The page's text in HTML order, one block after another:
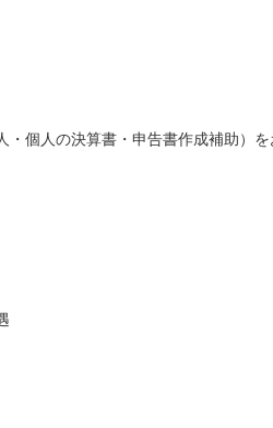
個人の決算書・申告書作成補助）